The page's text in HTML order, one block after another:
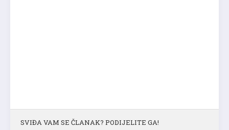
SVIĐA VAM SE ČLANAK? PODIJELITE GA!